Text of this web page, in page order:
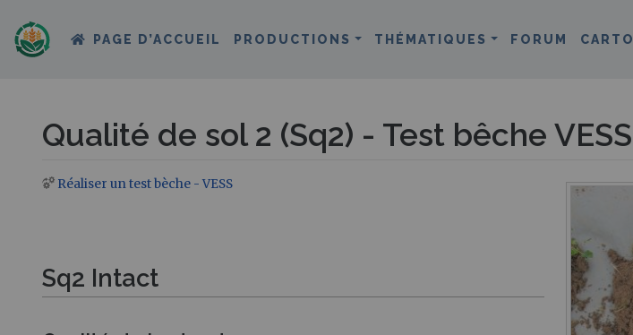
PAGE D’ACCUEIL PRODUCTIONS THÉMATIQUES FORUM CARTO
Qualité de sol 2 (Sq2) - Test bêche VESS
Aller à :navigation,rechercher
Réaliser un test bèche - VESS
Sq2 Intact